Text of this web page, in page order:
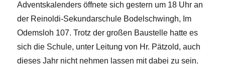
Adventskalenders öffnete sich gestern um 18 Uhr an
der Reinoldi-Sekundarschule Bodelschwingh, Im
Odemsloh 107. Trotz der großen Baustelle hatte es
sich die Schule, unter Leitung von Hr. Pätzold, auch
dieses Jahr nicht nehmen lassen mit dabei zu sein.